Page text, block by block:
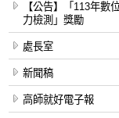
【公告】「113年數
力檢測」獎勵
處長室
新聞稿
高師就好電子報